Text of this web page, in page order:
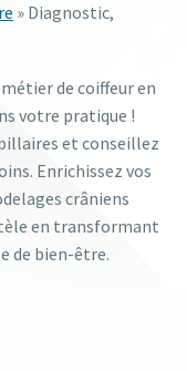
» Diagnostic,
de coiffeur en
votre pratique !
et conseillez
Enrichissez vos
crâniens
en transformant
de bien-être.